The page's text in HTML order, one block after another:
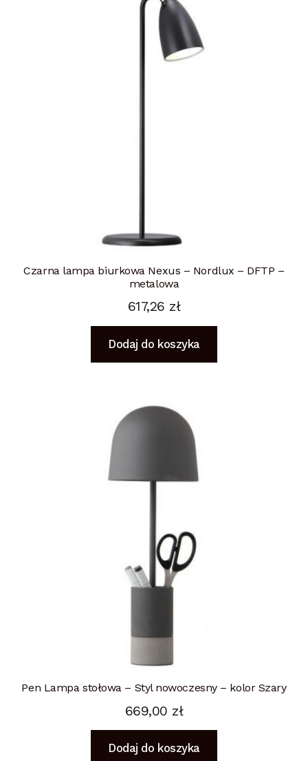
Czarna lampa biurkowa Nexus – Nordlux – DFTP –
metalowa
617,26 zł
Dodaj do koszyka
Pen Lampa stołowa – Styl nowoczesny – kolor Szary
669,00 zł
Dodaj do koszyka